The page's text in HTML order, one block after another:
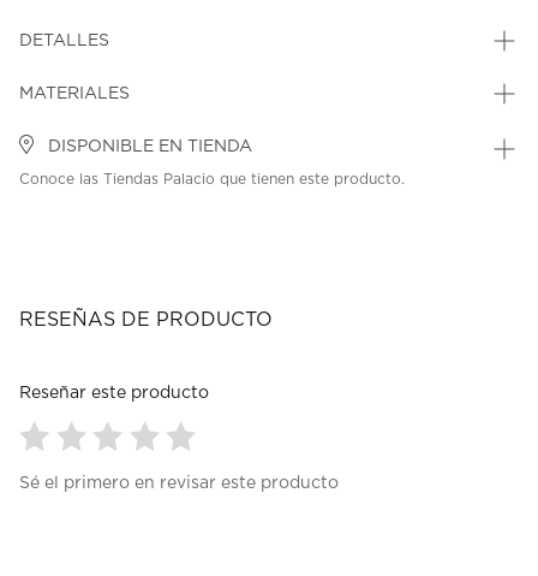
DETALLES
MATERIALES
DISPONIBLE EN TIENDA
Conoce las Tiendas Palacio que tienen este producto.
RESEÑAS DE PRODUCTO
Reseñar este producto
paraparaparaparapara
Sé el primero en revisar este producto